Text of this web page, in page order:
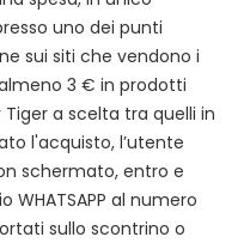
uno dei punti
sui siti che vendono i
3 € in prodotti
a scelta tra quelli in
l'acquisto, l’utente
schermato, entro e
WHATSAPP al numero
sullo scontrino o